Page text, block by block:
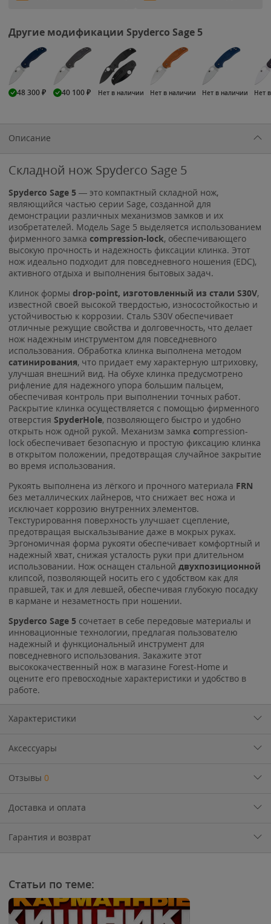
Другие модификации Spyderco Sage 5
48 300₽ 40 100₽ Нет в наличии Нет в наличии Нет в наличии Нет
Описание
Складной нож Spyderco Sage 5
Spyderco Sage 5 — это компактный складной нож,
являющийся частью серии Sage, созданной для
демонстрации различных механизмов замков и их
изобретателей. Модель Sage 5 выделяется использованием
фирменного замка compression-lock, обеспечивающего
высокую прочность и надежность фиксации клинка. Этот
нож идеально подходит для повседневного ношения (EDC),
активного отдыха и выполнения бытовых задач.
Клинок формы drop-point, изготовленный из стали S30V,
известной своей высокой твердостью, износостойкостью и
устойчивостью к коррозии. Сталь S30V обеспечивает
отличные режущие свойства и долговечность, что делает
нож надежным инструментом для повседневного
использования. Обработка клинка выполнена методом
сатинирования, что придает ему характерную штриховку,
улучшая внешний вид. На обухе клинка предусмотрено
рифление для надежного упора большим пальцем,
обеспечивая контроль при выполнении точных работ.
Раскрытие клинка осуществляется с помощью фирменного
отверстия SpyderHole, позволяющего быстро и удобно
открыть нож одной рукой. Механизм замка compression-
lock обеспечивает безопасную и простую фиксацию клинка
в открытом положении, предотвращая случайное закрытие
во время использования.
Рукоять выполнена из лёгкого и прочного материала FRN
без металлических лайнеров, что снижает вес ножа и
исключает коррозию внутренних элементов.
Текстурировання поверхность улучшает сцепление,
предотвращая выскальзывание даже в мокрых руках.
Эргономичная форма рукояти обеспечивает комфортный и
надежный хват, снижая усталость руки при длительном
использовании. Нож оснащен стальной двухпозиционной
клипсой, позволяющей носить его с удобством как для
правшей, так и для левшей, обеспечивая глубокую посадку
в кармане и незаметность при ношении.
Spyderco Sage 5 сочетает в себе передовые материалы и
инновационные технологии, предлагая пользователю
надежный и функциональный инструмент для
повседневного использования. Закажите этот
высококачественный нож в магазине Forest-Home и
оцените его превосходные характеристики и удобство в
работе.
Характеристики
Аксессуары
Отзывы 0
Доставка и оплата
Гарантия и возврат
Статьи по теме: